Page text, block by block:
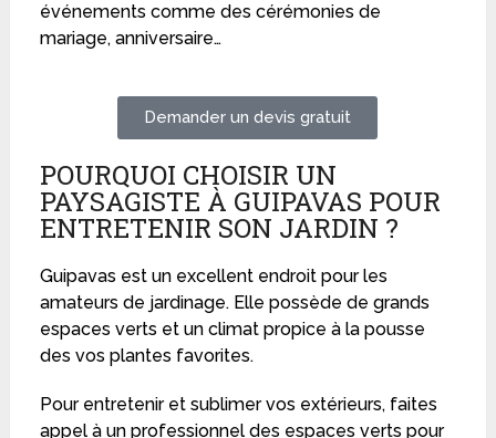
événements comme des cérémonies de
mariage, anniversaire…
Demander un devis gratuit
POURQUOI CHOISIR UN
PAYSAGISTE À GUIPAVAS POUR
ENTRETENIR SON JARDIN ?
Guipavas est un excellent endroit pour les
amateurs de jardinage. Elle possède de grands
espaces verts et un climat propice à la pousse
des vos plantes favorites.
Pour entretenir et sublimer vos extérieurs, faites
appel à un professionnel des espaces verts pour